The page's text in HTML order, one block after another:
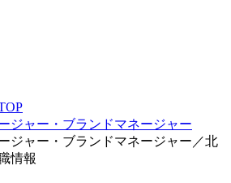
ジャー・ブランドマネージャー
ジャー・ブランドマネージャー／北
情報